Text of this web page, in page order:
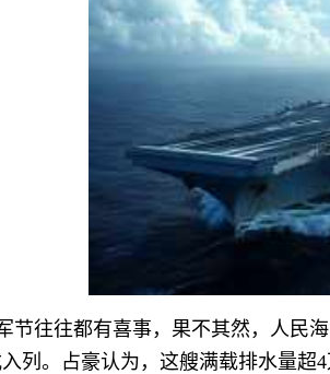
节往往都有喜事，果不其然，人民
列。占豪认为，这艘满载排水量超